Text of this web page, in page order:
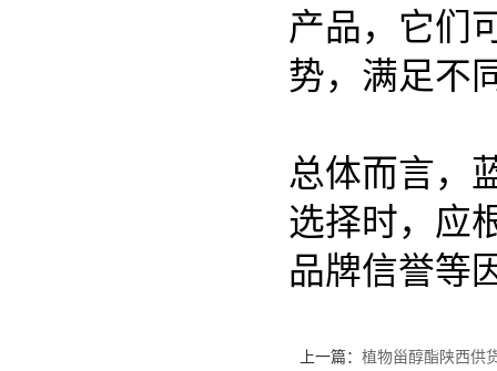
产品，它们
势，满足不
总体而言，
选择时，应
品牌信誉等
上一篇： 植物甾醇酯陕西供